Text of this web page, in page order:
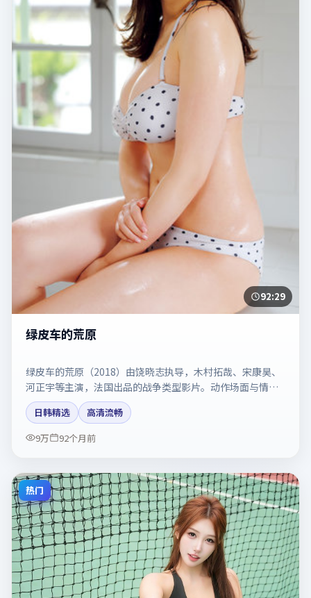
92:29
绿皮车的荒原
绿皮车的荒原（2018）由饶晓志执导，木村拓哉、宋康昊、
河正宇等主演，法国出品的战争类型影片。动作场面与情感
戏比例拿捏得当。剧情简介与主创信息可供检索参考，上映
日期以片方资料为准。
日韩精选
高清流畅
9万
92个月前
热门